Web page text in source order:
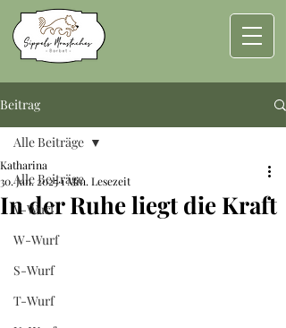
Beitrag
Alle Beiträge
V-Wurf
W-Wurf
S-Wurf
T-Wurf
Alle Beiträge
In der Ruhe liegt die Kraft
Katharina
30. Jan. 20251 Min. Lesezeit